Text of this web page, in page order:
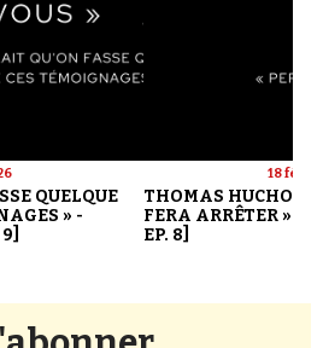
QUELQUE
» -
18
THOMAS HUCHON :
FERA ARRÊTER » -
EP. 8]